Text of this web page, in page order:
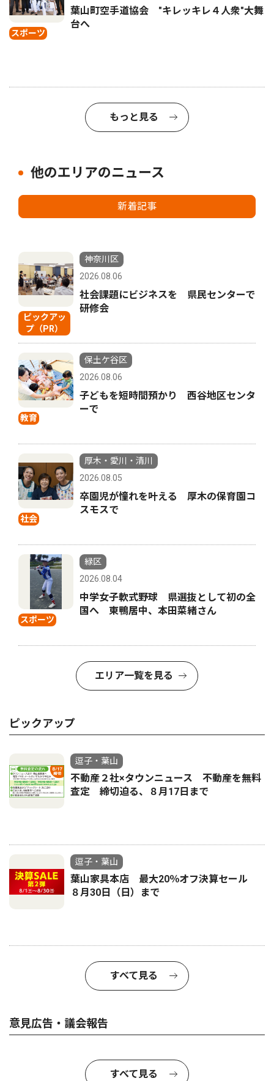
スポーツ
葉山町空手道協会 "キレッキレ４人衆"大舞
台へ
もっと見る
他のエリアのニュース
新着記事
ピックアッ
プ（PR）
神奈川区
2026.08.06
社会課題にビジネスを 県民センターで
研修会
教育
保土ケ谷区
2026.08.06
子どもを短時間預かり 西谷地区センタ
ーで
社会
厚木・愛川・清川
2026.08.05
卒園児が憧れを叶える 厚木の保育園コ
スモスで
スポーツ
緑区
2026.08.04
中学女子軟式野球 県選抜として初の全
国へ 東鴨居中、本田菜緒さん
エリア一覧を見る
ピックアップ
逗子・葉山
不動産２社×タウンニュース 不動産を無料
査定 締切迫る、８月17日まで
逗子・葉山
葉山家具本店 最大20％オフ決算セール
８月30日（日）まで
すべて見る
意見広告・議会報告
すべて見る